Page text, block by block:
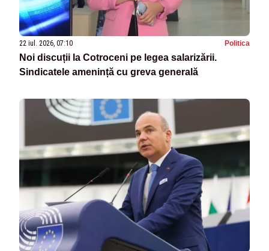
22 iul. 2026, 07:10 Politica
Noi discuții la Cotroceni pe legea salarizării.
Sindicatele amenință cu greva generală